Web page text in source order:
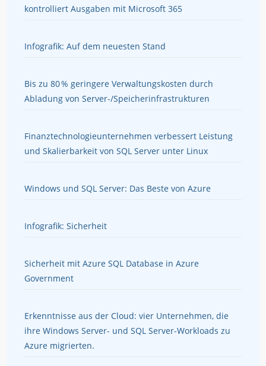
kontrolliert Ausgaben mit Microsoft 365
Infografik: Auf dem neuesten Stand
Bis zu 80 % geringere Verwaltungskosten durch
Abladung von Server-/Speicherinfrastrukturen
Finanztechnologieunternehmen verbessert Leistung
und Skalierbarkeit von SQL Server unter Linux
Windows und SQL Server: Das Beste von Azure
Infografik: Sicherheit
Sicherheit mit Azure SQL Database in Azure
Government
Erkenntnisse aus der Cloud: vier Unternehmen, die
ihre Windows Server- und SQL Server-Workloads zu
Azure migrierten.